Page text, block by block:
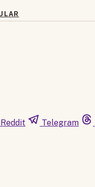
Reddit Telegram